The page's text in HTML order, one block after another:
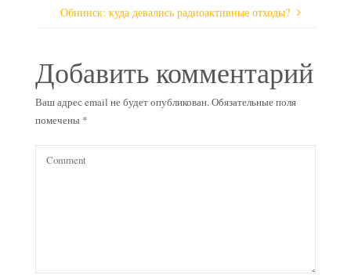
Обнинск: куда девались радиоактивные отходы?
Добавить комментарий
Ваш адрес email не будет опубликован.Обязательные поля
помечены *